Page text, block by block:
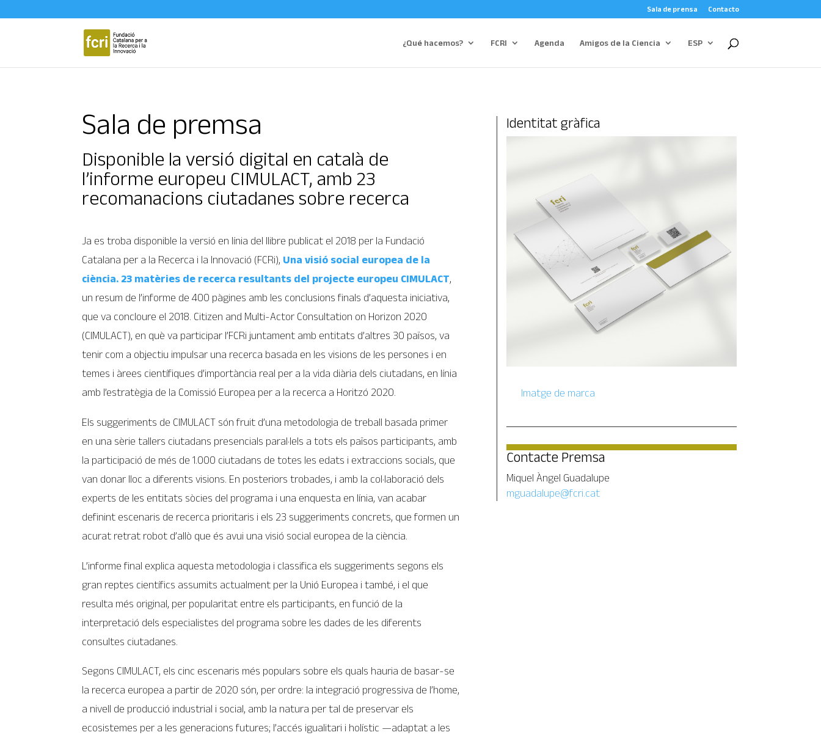
Sala de prensa Contacto
¿Qué hacemos? FCRI Agenda Amigos de la Ciencia ESP
Sala de premsa
Disponible la versió digital en català de
l’informe europeu CIMULACT, amb 23
recomanacions ciutadanes sobre recerca
Ja es troba disponible la versió en línia del llibre publicat el 2018 per la Fundació
Catalana per a la Recerca i la Innovació (FCRi), Una visió social europea de la
ciència. 23 matèries de recerca resultants del projecte europeu CIMULACT,
un resum de l’informe de 400 pàgines amb les conclusions finals d’aquesta iniciativa,
que va concloure el 2018. Citizen and Multi-Actor Consultation on Horizon 2020
(CIMULACT), en què va participar l’FCRi juntament amb entitats d’altres 30 països, va
tenir com a objectiu impulsar una recerca basada en les visions de les persones i en
temes i àrees científiques d’importància real per a la vida diària dels ciutadans, en línia
amb l’estratègia de la Comissió Europea per a la recerca a Horitzó 2020.
Els suggeriments de CIMULACT són fruit d’una metodologia de treball basada primer
en una sèrie tallers ciutadans presencials paral·lels a tots els països participants, amb
la participació de més de 1.000 ciutadans de totes les edats i extraccions socials, que
van donar lloc a diferents visions. En posteriors trobades, i amb la col·laboració dels
experts de les entitats sòcies del programa i una enquesta en línia, van acabar
definint escenaris de recerca prioritaris i els 23 suggeriments concrets, que formen un
acurat retrat robot d’allò que és avui una visió social europea de la ciència.
L’informe final explica aquesta metodologia i classifica els suggeriments segons els
gran reptes científics assumits actualment per la Unió Europea i també, i el que
resulta més original, per popularitat entre els participants, en funció de la
interpretació dels especialistes del programa sobre les dades de les diferents
consultes ciutadanes.
Segons CIMULACT, els cinc escenaris més populars sobre els quals hauria de basar-se
la recerca europea a partir de 2020 són, per ordre: la integració progressiva de l’home,
a nivell de producció industrial i social, amb la natura per tal de preservar els
ecosistemes per a les generacions futures; l’accés igualitari i holístic —adaptat a les
Identitat gràfica
Imatge de marca
Contacte Premsa
Miquel Àngel Guadalupe
mguadalupe@fcri.cat